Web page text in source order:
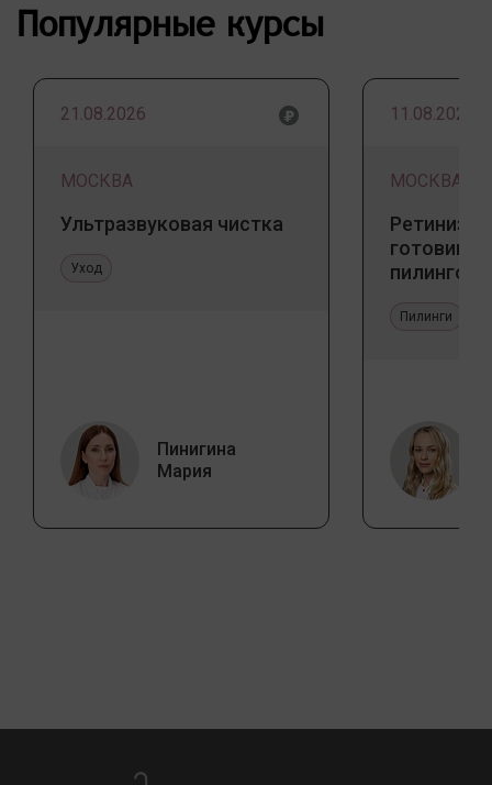
Популярные курсы
21.08.2026
МОСКВА
Ультразвуковая чистка
Уход
Пинигина
Мария
11.08.2026
МОСКВА
готовим
пилингов
Пилинги